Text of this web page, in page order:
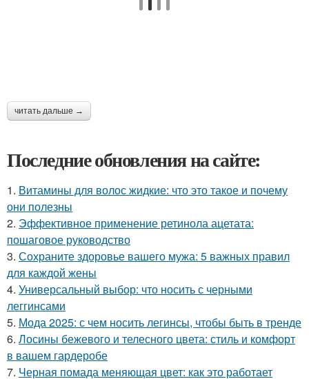
читать дальше →
Последние обновления на сайте:
1. Витамины для волос жидкие: что это такое и почему
они полезны
2. Эффективное применение ретинола ацетата:
пошаговое руководство
3. Сохраните здоровье вашего мужа: 5 важных правил
для каждой жены
4. Универсальный выбор: что носить с черными
леггинсами
5. Мода 2025: с чем носить легинсы, чтобы быть в тренде
6. Лосины бежевого и телесного цвета: стиль и комфорт
в вашем гардеробе
7. Черная помада меняющая цвет: как это работает